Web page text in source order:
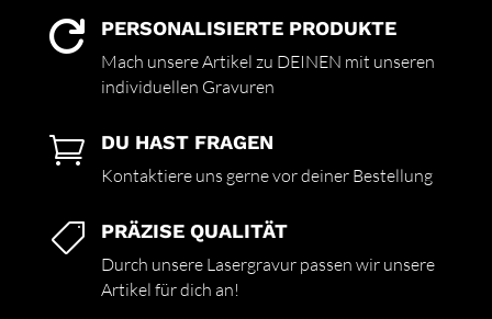
 PERSONALISIERTE PRODUKTE
Mach unsere Artikel zu DEINEN mit unseren
individuellen Gravuren
 DU HAST FRAGEN
Kontaktiere uns gerne vor deiner Bestellung
 PRÄZISE QUALITÄT
Durch unsere Lasergravur passen wir unsere
Artikel für dich an!